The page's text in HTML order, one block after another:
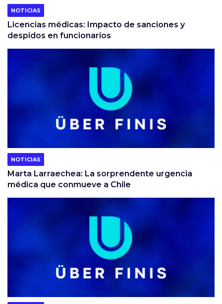
NOTICIAS
Licencias médicas: Impacto de sanciones y
despidos en funcionarios
NOTICIAS
Marta Larraechea: La sorprendente urgencia
médica que conmueve a Chile